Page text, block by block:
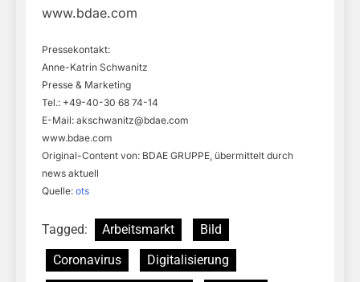
www.bdae.com
Pressekontakt:
Anne-Katrin Schwanitz
Presse & Marketing
Tel.: +49-40-30 68 74-14
E-Mail: akschwanitz@bdae.com
www.bdae.com
Original-Content von: BDAE GRUPPE, übermittelt durch
news aktuell
Quelle: ots
Tagged: Arbeitsmarkt
Bild
Coronavirus
Digitalisierung